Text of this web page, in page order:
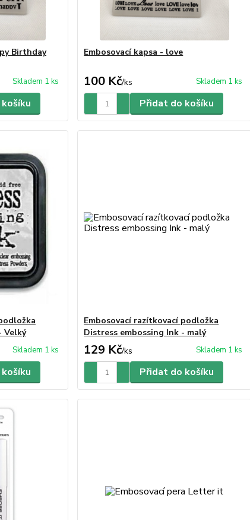
Birthday
Skladem 1 ks
Embosovací kapsa - love
100 Kč/ks Skladem 1 ks
Přidat do košíku
Velký
Skladem 1 ks
Embosovací razítkovací podložka
Distress embossing Ink - malý
129 Kč/ks Skladem 1 ks
Přidat do košíku